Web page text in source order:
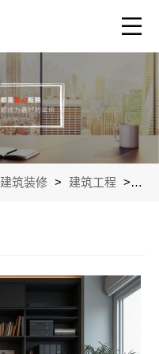
建筑装修 > 建筑工程 > 公